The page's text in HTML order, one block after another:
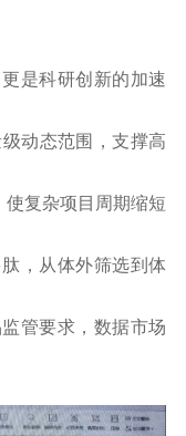
是科研创新的加速
动态范围，支撑高
使复杂项目周期缩短
，从体外筛选到体
管要求，数据市场